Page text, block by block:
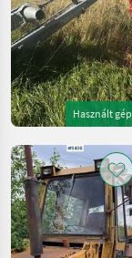
Használt gép